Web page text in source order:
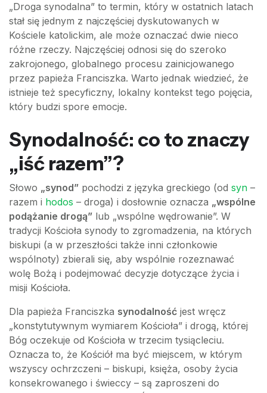
„Droga synodalna” to termin, który w ostatnich latach
stał się jednym z najczęściej dyskutowanych w
Kościele katolickim, ale może oznaczać dwie nieco
różne rzeczy. Najczęściej odnosi się do szeroko
zakrojonego, globalnego procesu zainicjowanego
przez papieża Franciszka. Warto jednak wiedzieć, że
istnieje też specyficzny, lokalny kontekst tego pojęcia,
który budzi spore emocje.
Synodalność: co to znaczy
„iść razem”?
Słowo „synod” pochodzi z języka greckiego (od syn –
razem i hodos – droga) i dosłownie oznacza „wspólne
podążanie drogą” lub „wspólne wędrowanie”. W
tradycji Kościoła synody to zgromadzenia, na których
biskupi (a w przeszłości także inni członkowie
wspólnoty) zbierali się, aby wspólnie rozeznawać
wolę Bożą i podejmować decyzje dotyczące życia i
misji Kościoła.
Dla papieża Franciszka synodalność jest wręcz
„konstytutywnym wymiarem Kościoła” i drogą, której
Bóg oczekuje od Kościoła w trzecim tysiącleciu.
Oznacza to, że Kościół ma być miejscem, w którym
wszyscy ochrzczeni – biskupi, księża, osoby życia
konsekrowanego i świeccy – są zaproszeni do